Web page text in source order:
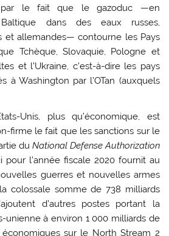
par le fait que le gazoduc —en
dans des eaux russes,
et allemandes— contourne les Pays
Tchèque, Slovaquie, Pologne et
et l’Ukraine, c’est-à-dire les pays
à Washington par l’OTan (auxquels
Unis, plus qu’économique, est
firme le fait que les sanctions sur le
du National Defense Authorization
pour l’année fiscale 2020 fournit au
guerres et nouvelles armes
colossale somme de 738 milliards
d’autres postes portant la
unienne à environ 1 000 milliards de
sur le North Stream 2